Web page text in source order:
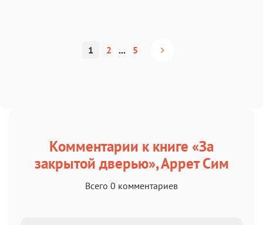
1 2 ... 5
Комментарии к книге «За
закрытой дверью», Аррет Сим
Всего 0 комментариев